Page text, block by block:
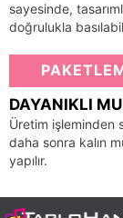
sayesinde,
doğrulukla
DAYANIKLI
Üretim işleminden
daha sonra kalın
yapılır.